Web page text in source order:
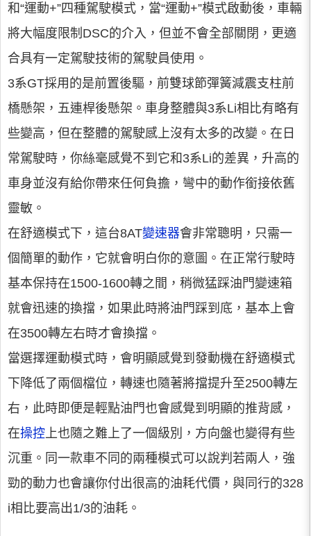
和“運動+”四種駕駛模式，當“運動+”模式啟動後，車輛
將大幅度限制DSC的介入，但並不會全部關閉，更適
合具有一定駕駛技術的駕駛員使用。
3系GT採用的是前置後驅，前雙球節彈簧減震支柱前
橋懸架，五連桿後懸架。車身整體與3系Li相比有略有
些變高，但在整體的駕駛感上沒有太多的改變。在日
常駕駛時，你絲毫感覺不到它和3系Li的差異，升高的
車身並沒有給你帶來任何負擔，彎中的動作銜接依舊
靈敏。
在舒適模式下，這台8AT變速器會非常聰明，只需一
個簡單的動作，它就會明白你的意圖。在正常行駛時
基本保持在1500-1600轉之間，稍微猛踩油門變速箱
就會迅速的換擋，如果此時將油門踩到底，基本上會
在3500轉左右時才會換擋。
當選擇運動模式時，會明顯感覺到發動機在舒適模式
下降低了兩個檔位，轉速也隨著將擋提升至2500轉左
右，此時即便是輕點油門也會感覺到明顯的推背感，
在操控上也隨之難上了一個級別，方向盤也變得有些
沉重。同一款車不同的兩種模式可以說判若兩人，強
勁的動力也會讓你付出很高的油耗代價，與同行的328
i相比要高出1/3的油耗。